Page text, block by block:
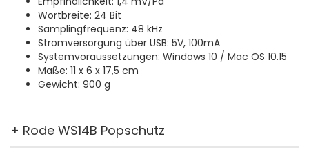
Wortbreite: 24 Bit
Samplingfrequenz: 48 kHz
Stromversorgung über USB: 5V, 100mA
Systemvoraussetzungen: Windows 10 / Mac OS 10.15
Maße: 11 x 6 x 17,5 cm
Gewicht: 900 g
+ Rode WS14B Popschutz